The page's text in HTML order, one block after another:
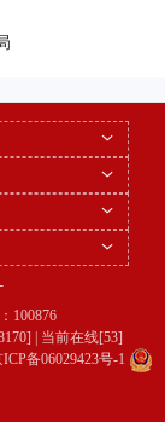
100876
| 当前在线[53]
ICP备06029423号-1